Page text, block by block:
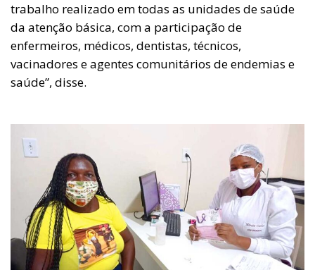
trabalho realizado em todas as unidades de saúde
da atenção básica, com a participação de
enfermeiros, médicos, dentistas, técnicos,
vacinadores e agentes comunitários de endemias e
saúde”, disse.